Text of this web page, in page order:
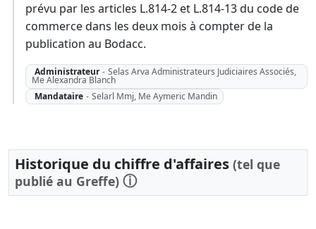
prévu par les articles L.814-2 et L.814-13 du code de
commerce dans les deux mois à compter de la
publication au Bodacc.
Administrateur - Selas Arva Administrateurs Judiciaires Associés,
Me Alexandra Blanch
Mandataire - Selarl Mmj, Me Aymeric Mandin
Historique du chiffre d'affaires (tel que
publié au Greffe) ⓘ